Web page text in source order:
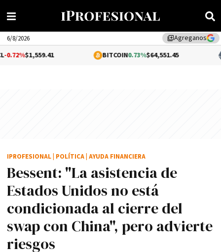
library_addAgreganos
6/8/2026
0.73%$64,551.45
Bessent: "La asistencia de
Estados Unidos no está
condicionada al cierre del
swap con China", pero advierte
riesgos
IPROFESIONAL POLÍTICA AYUDA FINANCIERA